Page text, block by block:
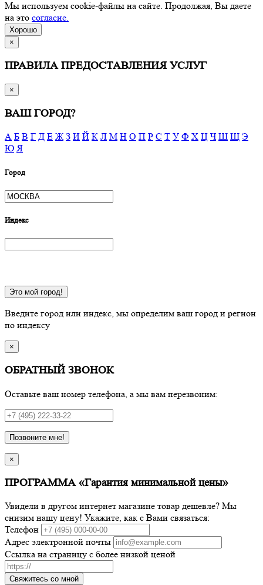
Мы используем cookie-файлы на сайте. Продолжая, Вы даете
на это согласие.
Хорошо
×
ПРАВИЛА ПРЕДОСТАВЛЕНИЯ УСЛУГ
×
ВАШ ГОРОД?
А Б В Г Д Е Ж З И Й К Л М Н О П Р С Т У Ф Х Ц Ч Ш Щ Э
Ю Я
Город
Индекс
Это мой город!
Введите город или индекс, мы определим ваш город и регион
по индексу
×
ОБРАТНЫЙ ЗВОНОК
Оставьте ваш номер телефона, а мы вам перезвоним:
Позвоните мне!
×
ПРОГРАММА «Гарантия минимальной цены»
Увидели в другом интернет магазине товар дешевле? Мы
снизим нашу цену! Укажите, как с Вами связаться:
Телефон
Адрес электронной почты
Ссылка на страницу с более низкой ценой
Свяжитесь со мной